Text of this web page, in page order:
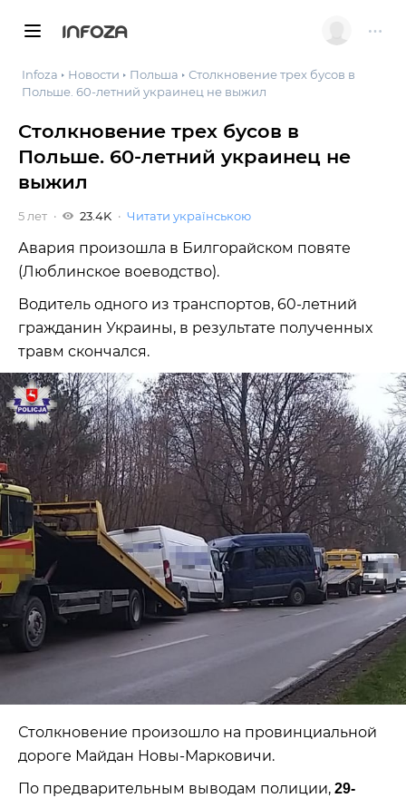
INFOZA
Infoza Новости Польша
Столкновение трех бусов в
Польше. 60-летний украинец не выжил
Столкновение трех бусов в
Польше. 60-летний украинец не
выжил
5 лет 23.4K Читати українською
Авария произошла в Билгорайском повяте
(Люблинское воеводство).
Водитель одного из транспортов, 60-летний
гражданин Украины, в результате полученных
травм скончался.
Столкновение произошло на провинциальной
дороге Майдан Новы-Марковичи.
По предварительным выводам полиции, 29-